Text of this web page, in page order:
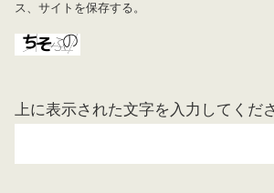
ス、サイトを保存する。
上に表示された文字を入力してくだ